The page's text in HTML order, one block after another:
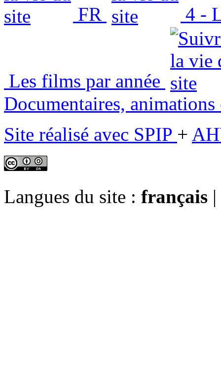
FR 4 -
Les films par année
Documentaires,
Site réalisé avec SPIP +
Langues du site : français |